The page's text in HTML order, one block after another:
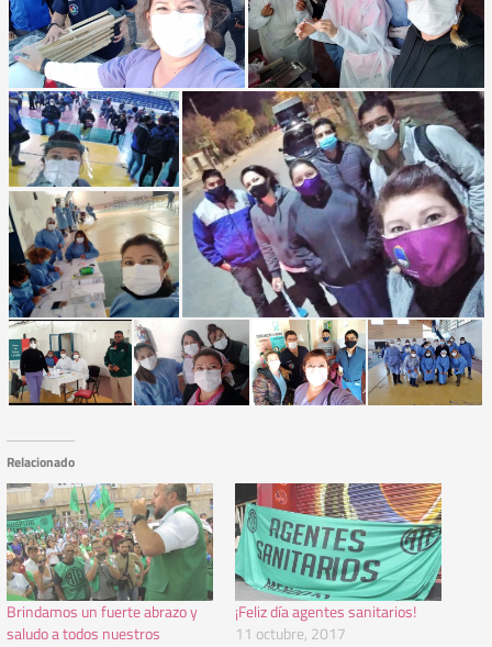
Relacionado
Brindamos un fuerte abrazo y
saludo a todos nuestros
¡Feliz día agentes sanitarios!
11 octubre, 2017